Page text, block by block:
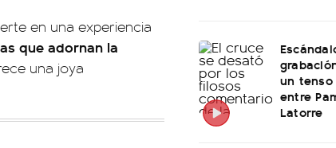
en una experiencia
que adornan la
una joya
un
entre
Latorre